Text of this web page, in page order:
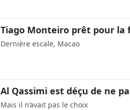
Tiago Monteiro prêt pour la
Dernière escale, Macao
Al Qassimi est déçu de ne
Mais il n’avait pas le choix